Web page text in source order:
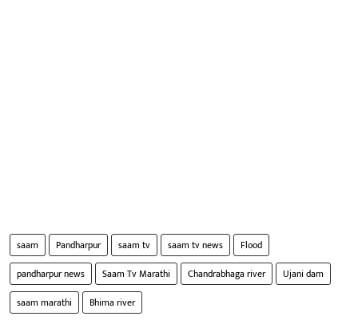
saam Pandharpur saam tv saam tv news
Flood
pandharpur news
Saam Tv Marathi Chandrabhaga river
Ujani dam
saam marathi
Bhima river